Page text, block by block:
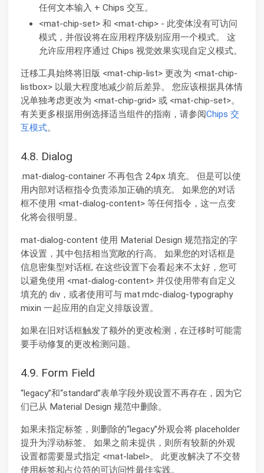
任何文本输入 + Chips 交互。
<mat-chip-set> 和 <mat-chip> - 此变体没有可访问
模式，并假设将在应用程序级别应用一个模式。 这
允许应用程序通过 Chips 视觉效果实现自定义模式。
迁移工具始终将旧版 <mat-chip-list> 更改为 <mat-chip-
listbox> 以最大程度地减少前后差异。 您应该根据具体情
况单独考虑更改为 <mat-chip-grid> 或 <mat-chip-set>。
有关更多根据用例选择适当组件的指南，请参阅Chips 交
互模式。
4.8. Dialog
.mat-dialog-container 不再包含 24px 填充。 但是可以使
用内部对话框指令负责添加正确的填充。 如果您的对话
框不使用 <mat-dialog-content> 等任何指令，这一点变
化将会很明显。
mat-dialog-content 使用 Material Design 规范指定的字
体设置，其中包括相当宽敞的行高。 如果您的对话框是
信息密集型对话框, 在这些设置下会看起来不太好，您可
以避免使用 <mat-dialog-content> 并仅使用带有自定义
填充的 div，或者使用可与 mat.mdc-dialog-typography
mixin 一起应用的自定义排版设置。
如果在旧对话框触发了额外的更改检测，在迁移时可能需
要手动修复的更改检测问题。
4.9. Form Field
“legacy”和“standard”表单字段外观设置不再存在，因为它
们已从 Material Design 规范中删除。
如果未指定标签，则删除的“legacy”外观会将 placeholder
提升为浮动标签。 如果之前未提供，则所有较新的外观
设置都需要显式指定 <mat-label>。 此更改解决了不交替
使用标签和占位符的可访问性最佳实践。